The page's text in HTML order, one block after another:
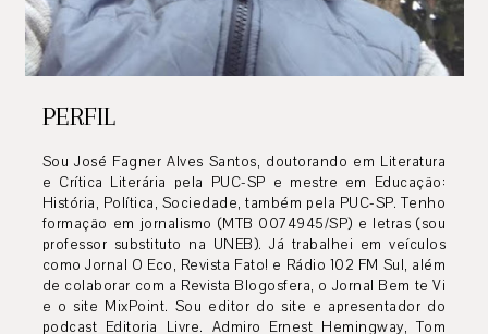
PERFIL
Sou José Fagner Alves Santos, doutorando em Literatura
e Crítica Literária pela PUC-SP e mestre em Educação:
História, Política, Sociedade, também pela PUC-SP. Tenho
formação em jornalismo (MTB 0074945/SP) e letras (sou
professor substituto na UNEB). Já trabalhei em veículos
como Jornal O Eco, Revista Fato! e Rádio 102 FM Sul, além
de colaborar com a Revista Blogosfera, o Jornal Bem te Vi
e o site MixPoint. Sou editor do site e apresentador do
podcast Editoria Livre. Admiro Ernest Hemingway, Tom